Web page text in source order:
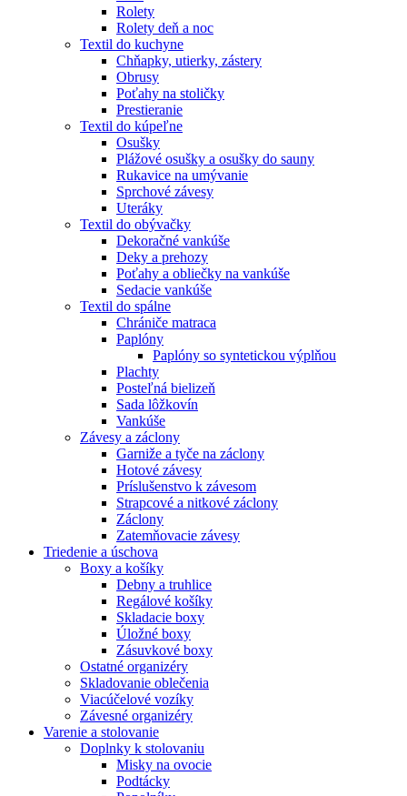
Rolety
Rolety deň a noc
Textil do kuchyne
Chňapky, utierky, zástery
Obrusy
Poťahy na stoličky
Prestieranie
Textil do kúpeľne
Osušky
Plážové osušky a osušky do sauny
Rukavice na umývanie
Sprchové závesy
Uteráky
Textil do obývačky
Dekoračné vankúše
Deky a prehozy
Poťahy a obliečky na vankúše
Sedacie vankúše
Textil do spálne
Chrániče matraca
Paplóny
Paplóny so syntetickou výplňou
Plachty
Posteľná bielizeň
Sada lôžkovín
Vankúše
Závesy a záclony
Garniže a tyče na záclony
Hotové závesy
Príslušenstvo k závesom
Strapcové a nitkové záclony
Záclony
Zatemňovacie závesy
Triedenie a úschova
Boxy a košíky
Debny a truhlice
Regálové košíky
Skladacie boxy
Úložné boxy
Zásuvkové boxy
Ostatné organizéry
Skladovanie oblečenia
Viacúčelové vozíky
Závesné organizéry
Varenie a stolovanie
Doplnky k stolovaniu
Misky na ovocie
Podtácky